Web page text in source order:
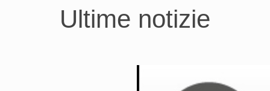
Ultime notizie